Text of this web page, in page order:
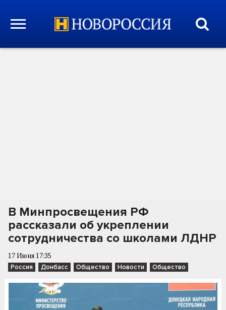
В Минпросвещения РФ
рассказали об укреплении
сотрудничества со школами ЛДНР
17 Июня 17:35
Россия Донбасс Общество Новости Общество